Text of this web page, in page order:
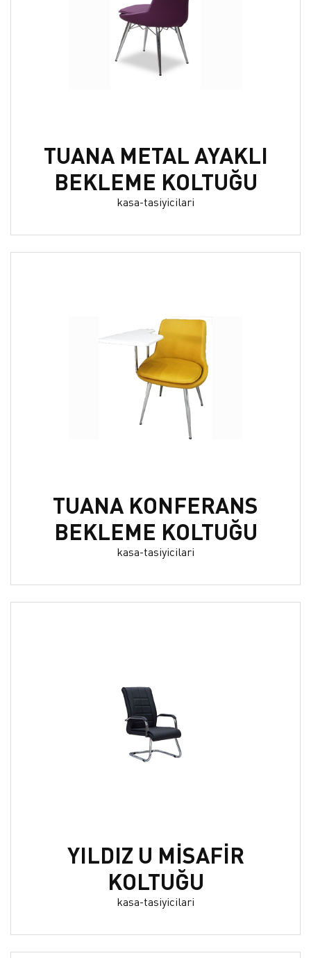
TUANA METAL AYAKLI
BEKLEME KOLTUĞU
kasa-tasiyicilari
TUANA KONFERANS
BEKLEME KOLTUĞU
kasa-tasiyicilari
YILDIZ U MİSAFİR
KOLTUĞU
kasa-tasiyicilari